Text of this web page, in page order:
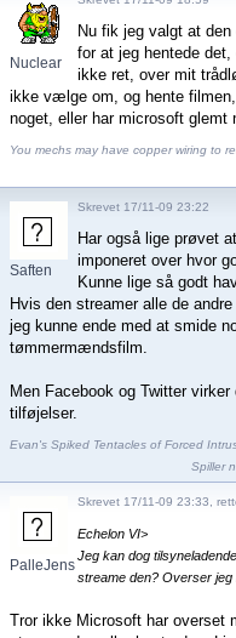
Nuclear
Nu fik jeg valgt at
for at jeg hentede
ikke ret, over mit
ikke vælge om, og hente
noget, eller har microsoft glemt
You mechs may have copper wiring to
Saften
Skrevet 17/11-09 23:22
Har også lige prøvet
imponeret over hvor
Kunne lige så godt
Hvis den streamer alle de
jeg kunne ende med at smide
tømmermændsfilm.
Men Facebook og Twitter
tilføjelser.
Evan's Spiked Tentacles of Forced
Spiller
PalleJensen
Skrevet 17/11-09 23:33,
Echelon VI>
Jeg kan dog
streame den? Overser
Tror ikke Microsoft har overset